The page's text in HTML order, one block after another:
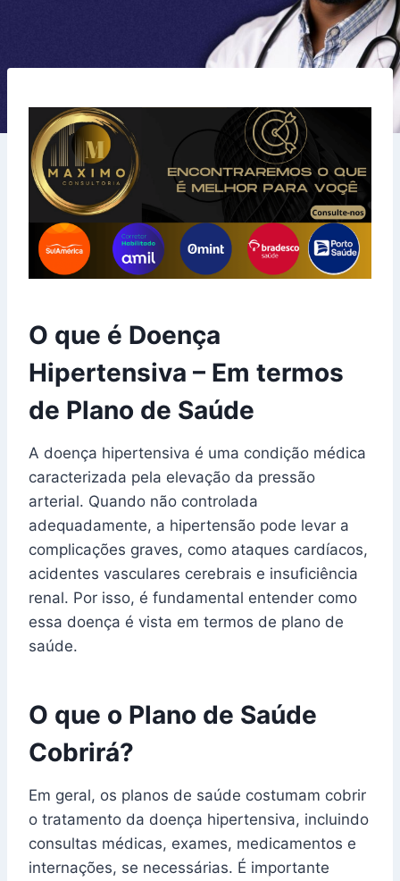
O que é Doença
Hipertensiva – Em termos
de Plano de Saúde
A doença hipertensiva é uma condição médica
caracterizada pela elevação da pressão
arterial. Quando não controlada
adequadamente, a hipertensão pode levar a
complicações graves, como ataques cardíacos,
acidentes vasculares cerebrais e insuficiência
renal. Por isso, é fundamental entender como
essa doença é vista em termos de plano de
saúde.
O que o Plano de Saúde
Cobrirá?
Em geral, os planos de saúde costumam cobrir
o tratamento da doença hipertensiva, incluindo
consultas médicas, exames, medicamentos e
internações, se necessárias. É importante